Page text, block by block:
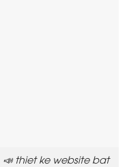
thiet ke website bat